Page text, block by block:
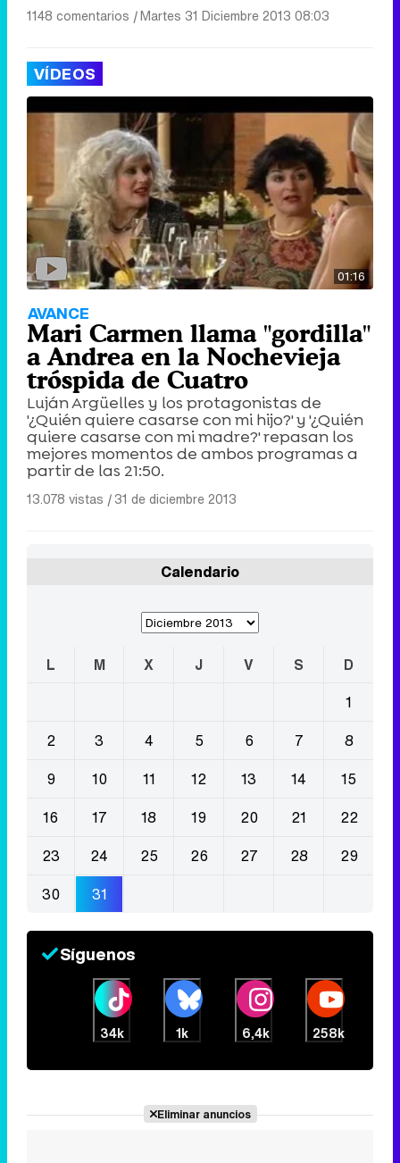
1148 comentarios |Martes 31 Diciembre 2013 08:03
VÍDEOS
01:16
AVANCE
Mari Carmen llama "gordilla"
a Andrea en la Nochevieja
tróspida de Cuatro
Luján Argüelles y los protagonistas de
'¿Quién quiere casarse con mi hijo?' y '¿Quién
quiere casarse con mi madre?' repasan los
mejores momentos de ambos programas a
partir de las 21:50.
13.078 vistas |31 de diciembre 2013
Calendario
L M X J V S
D
1
2
3 4 5 6 7
8
9
10 11 12 13 14
15
16
17 18 19 20 21
22
23
24 25 26 27 28
29
30
31
Síguenos
34k 1k 6,4k 258k
Eliminar anuncios